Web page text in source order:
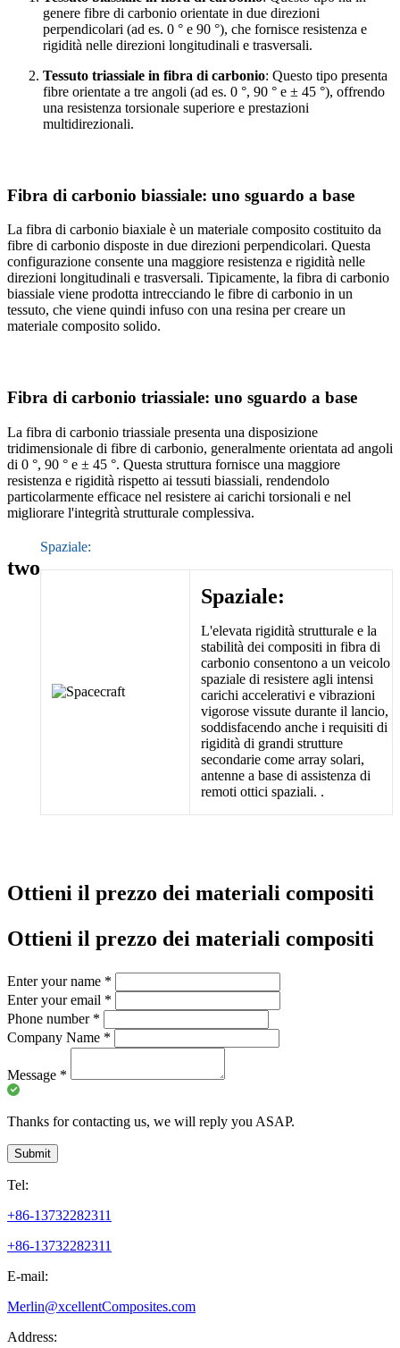
genere fibre di carbonio orientate in due direzioni
perpendicolari (ad es. 0 ° e 90 °), che fornisce resistenza e
rigidità nelle direzioni longitudinali e trasversali.
Tessuto triassiale in fibra di carbonio: Questo tipo presenta
fibre orientate a tre angoli (ad es. 0 °, 90 ° e ± 45 °), offrendo
una resistenza torsionale superiore e prestazioni
multidirezionali.
Fibra di carbonio biassiale: uno sguardo a base
La fibra di carbonio biaxiale è un materiale composito costituito da
fibre di carbonio disposte in due direzioni perpendicolari. Questa
configurazione consente una maggiore resistenza e rigidità nelle
direzioni longitudinali e trasversali. Tipicamente, la fibra di carbonio
biassiale viene prodotta intrecciando le fibre di carbonio in un
tessuto, che viene quindi infuso con una resina per creare un
materiale composito solido.
Fibra di carbonio triassiale: uno sguardo a base
La fibra di carbonio triassiale presenta una disposizione
tridimensionale di fibre di carbonio, generalmente orientata ad angoli
di 0 °, 90 ° e ± 45 °. Questa struttura fornisce una maggiore
resistenza e rigidità rispetto ai tessuti biassiali, rendendolo
particolarmente efficace nel resistere ai carichi torsionali e nel
migliorare l'integrità strutturale complessiva.
two
Spaziale:
Spaziale:
L'elevata rigidità strutturale e la
stabilità dei compositi in fibra di
carbonio consentono a un veicolo
spaziale di resistere agli intensi
carichi accelerativi e vibrazioni
vigorose vissute durante il lancio,
soddisfacendo anche i requisiti di
rigidità di grandi strutture
secondarie come array solari,
antenne a base di assistenza di
remoti ottici spaziali. .
Ottieni il prezzo dei materiali compositi
Ottieni il prezzo dei materiali compositi
Enter your name *
Enter your email *
Phone number *
Company Name *
Message *
Thanks for contacting us, we will reply you ASAP.
Submit
Tel:
+86-13732282311
+86-13732282311
E-mail:
Merlin@xcellentComposites.com
Address: